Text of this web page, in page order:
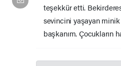
teşekkür etti.
sevincini yaşayan
başkanım. Çocukların